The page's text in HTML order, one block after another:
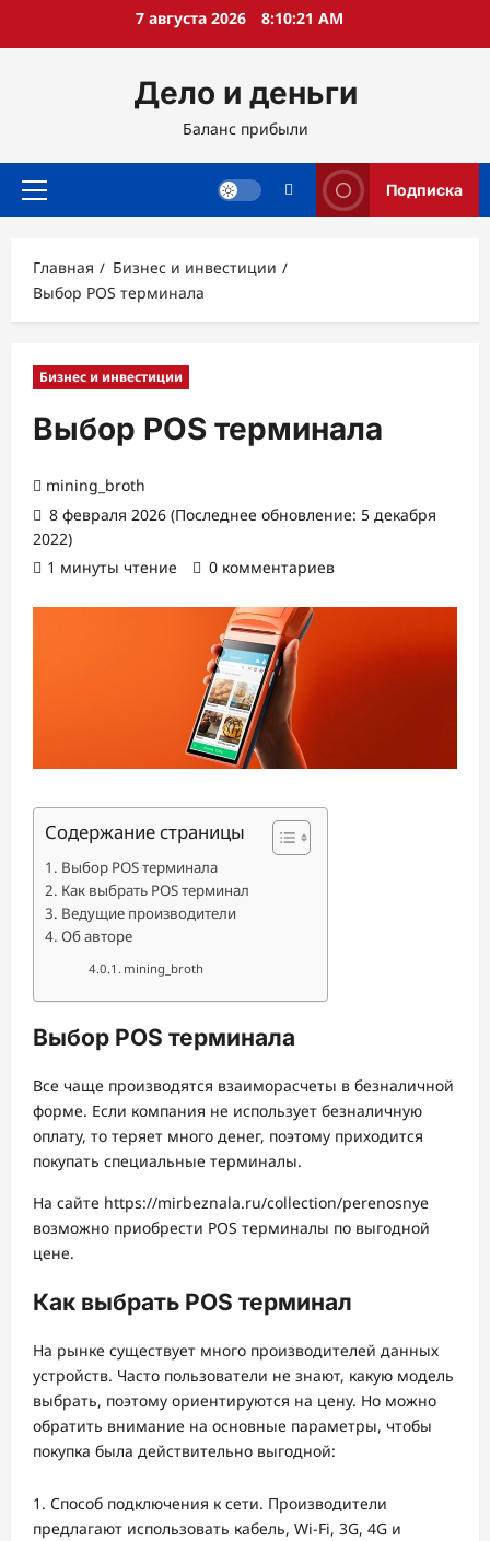
7 августа 2026 8:10:22 AM
Дело и деньги
Баланс прибыли
Основное
Подписка
Главная
Бизнес и инвестиции
Выбор POS терминала
Бизнес и инвестиции
Выбор POS терминала
mining_broth
8 февраля 2026 (Последнее обновление: 5 декабря
2022)
1 минуты чтение
0 комментариев
Содержание страницы
Выбор POS терминала
Как выбрать POS терминал
Ведущие производители
Об авторе
mining_broth
Выбор POS терминала
Все чаще производятся взаиморасчеты в безналичной
форме. Если компания не использует безналичную
оплату, то теряет много денег, поэтому приходится
покупать специальные терминалы.
На сайте https://mirbeznala.ru/collection/perenosnye
возможно приобрести POS терминалы по выгодной
цене.
Как выбрать POS терминал
На рынке существует много производителей данных
устройств. Часто пользователи не знают, какую модель
выбрать, поэтому ориентируются на цену. Но можно
обратить внимание на основные параметры, чтобы
покупка была действительно выгодной:
Способ подключения к сети. Производители
предлагают использовать кабель, Wi-Fi, 3G, 4G и